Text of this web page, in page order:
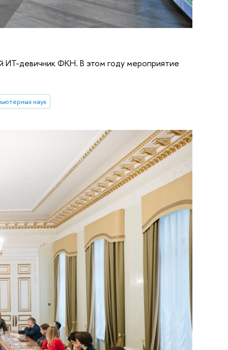
ИТ-девичник ФКН. В этом году мероприятие
наук